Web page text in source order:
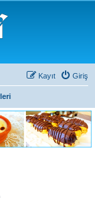
Giriş
Kayıt